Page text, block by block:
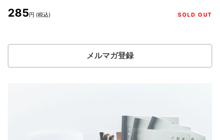
285円 (税込) SOLD OUT
メルマガ登録